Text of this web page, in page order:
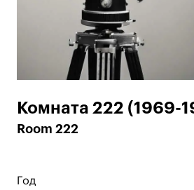
Комната 222 (1969-
Room 222
Год